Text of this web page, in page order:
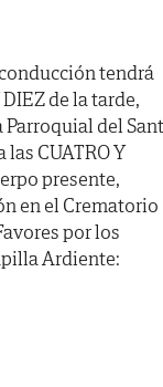
tendrá
DIEZ de la tarde,
Parroquial del
CUATRO Y
presente,
en el Crematorio
por los
Ardiente: